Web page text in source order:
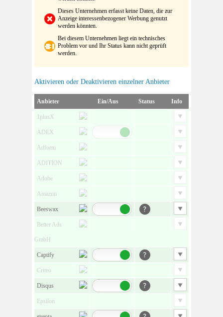
Dieses Unternehmen erfasst keine Daten, die zur
Anzeige interessenbezogener Werbung genutzt
werden könnten.
Bei diesem Unternehmen liegt ein technisches
Problem vor und Ihr Status kann nicht geprüft
werden.